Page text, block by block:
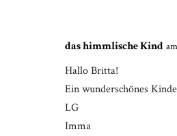
das himmlische Kind
Hallo Britta!
Ein wunderschönes
LG
Imma